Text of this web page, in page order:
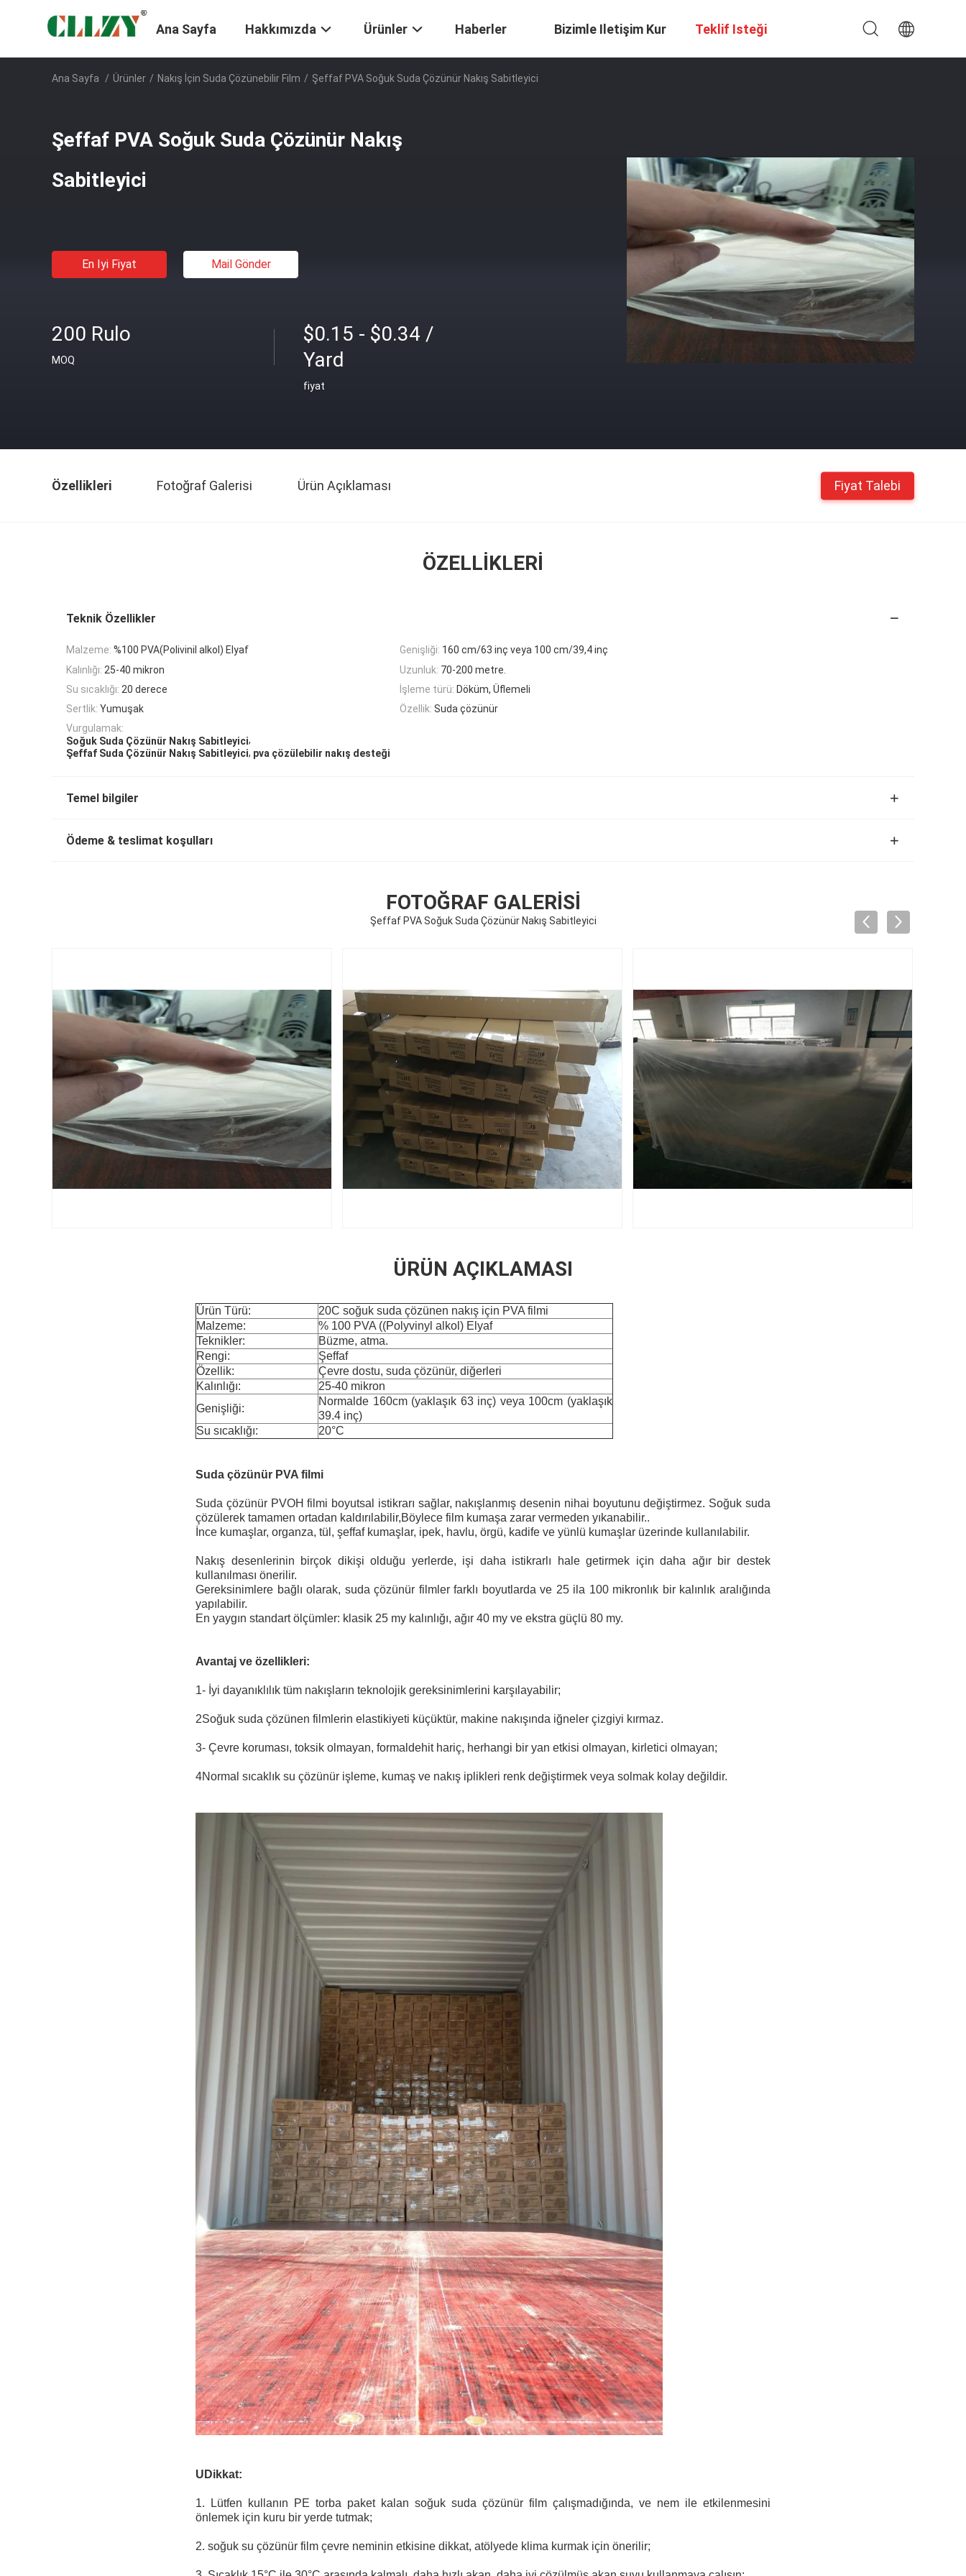
Ana Sayfa Hakkımızda Ürünler Haberler Bizimle Iletişim Kur Teklif Isteği
Ana Sayfa / Ürünler / Nakış İçin Suda Çözünebilir Film / Şeffaf PVA Soğuk Suda Çözünür Nakış Sabitleyici
Şeffaf PVA Soğuk Suda Çözünür Nakış
Sabitleyici
En Iyi Fiyat Mail Gönder
200 Rulo
MOQ
$0.15 - $0.34 /
Yard
fiyat
Özellikleri Fotoğraf Galerisi Ürün Açıklaması Fiyat Talebi
ÖZELLIKLERI
Teknik Özellikler
Malzeme: %100 PVA(Polivinil alkol) Elyaf Genişliği: 160 cm/63 inç veya 100 cm/39,4 inç
Kalınlığı: 25-40 mikron Uzunluk: 70-200 metre.
Su sıcaklığı: 20 derece İşleme türü: Döküm, Üflemeli
Sertlik: Yumuşak Özellik: Suda çözünür
Vurgulamak:
Soğuk Suda Çözünür Nakış Sabitleyici,
Şeffaf Suda Çözünür Nakış Sabitleyici, pva çözülebilir nakış desteği
Temel bilgiler
Ödeme & teslimat koşulları
FOTOĞRAF GALERISI
Şeffaf PVA Soğuk Suda Çözünür Nakış Sabitleyici
ÜRÜN AÇIKLAMASI
Ürün Türü:
20C soğuk suda çözünen nakış için PVA filmi
Malzeme:
% 100 PVA ((Polyvinyl alkol) Elyaf
Teknikler:
Büzme, atma.
Rengi:
Şeffaf
Özellik:
Çevre dostu, suda çözünür, diğerleri
Kalınlığı:
25-40 mikron
Genişliği:
Normalde 160cm (yaklaşık 63 inç) veya 100cm (yaklaşık
39.4 inç)
Su sıcaklığı:
20°C
Suda çözünür PVA filmi
Suda çözünür PVOH filmi boyutsal istikrarı sağlar, nakışlanmış desenin nihai boyutunu değiştirmez. Soğuk suda
çözülerek tamamen ortadan kaldırılabilir,Böylece film kumaşa zarar vermeden yıkanabilir..
İnce kumaşlar, organza, tül, şeffaf kumaşlar, ipek, havlu, örgü, kadife ve yünlü kumaşlar üzerinde kullanılabilir.
Nakış desenlerinin birçok dikişi olduğu yerlerde, işi daha istikrarlı hale getirmek için daha ağır bir destek
kullanılması önerilir.
Gereksinimlere bağlı olarak, suda çözünür filmler farklı boyutlarda ve 25 ila 100 mikronlık bir kalınlık aralığında
yapılabilir.
En yaygın standart ölçümler: klasik 25 my kalınlığı, ağır 40 my ve ekstra güçlü 80 my.
Avantaj ve özellikleri:
1- İyi dayanıklılık tüm nakışların teknolojik gereksinimlerini karşılayabilir;
2Soğuk suda çözünen filmlerin elastikiyeti küçüktür, makine nakışında iğneler çizgiyi kırmaz.
3- Çevre koruması, toksik olmayan, formaldehit hariç, herhangi bir yan etkisi olmayan, kirletici olmayan;
4Normal sıcaklık su çözünür işleme, kumaş ve nakış iplikleri renk değiştirmek veya solmak kolay değildir.
U Dikkat:
1. Lütfen kullanın PE torba paket kalan soğuk suda çözünür film çalışmadığında, ve nem ile etkilenmesini
önlemek için kuru bir yerde tutmak;
2. soğuk su çözünür film çevre neminin etkisine dikkat, atölyede klima kurmak için önerilir;